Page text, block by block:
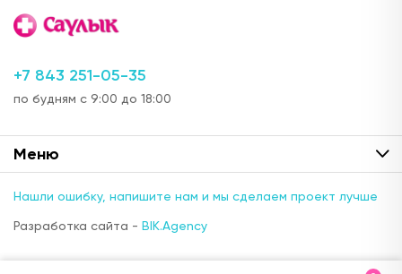
+7 843 251-05-35
по будням с 9:00 до 18:00
Меню
Нашли ошибку, напишите нам и мы сделаем проект лучше
Разработка сайта - BIK.Agency